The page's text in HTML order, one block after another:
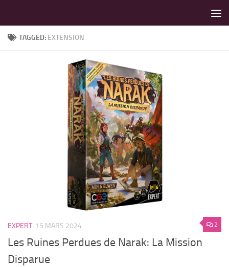
TAGGED: EXTENSION
2
EXPERT 15 MARS 2024
Les Ruines Perdues de Narak: La Mission
Disparue